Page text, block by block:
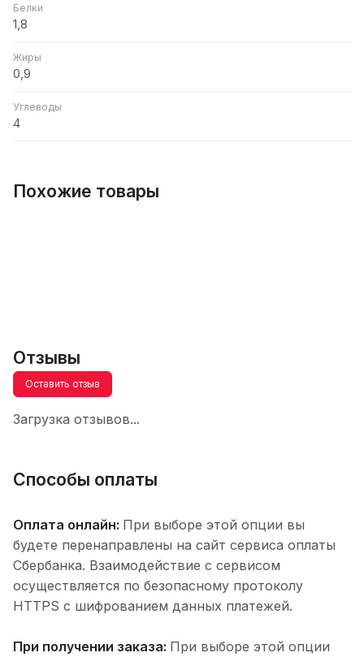
Белки
1,8
Жиры
0,9
Углеводы
4
Похожие товары
Отзывы
Оставить отзыв
Загрузка отзывов...
Способы оплаты
Оплата онлайн: При выборе этой опции вы
будете перенаправлены на сайт сервиса оплаты
Сбербанка. Взаимодействие с сервисом
осуществляется по безопасному протоколу
HTTPS с шифрованием данных платежей.
При получении заказа: При выборе этой опции